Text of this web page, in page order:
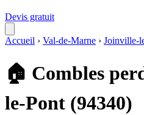
Devis gratuit
Accueil › Val-de-Marne › Joinville-
🏠 Combles
le-Pont (94340)